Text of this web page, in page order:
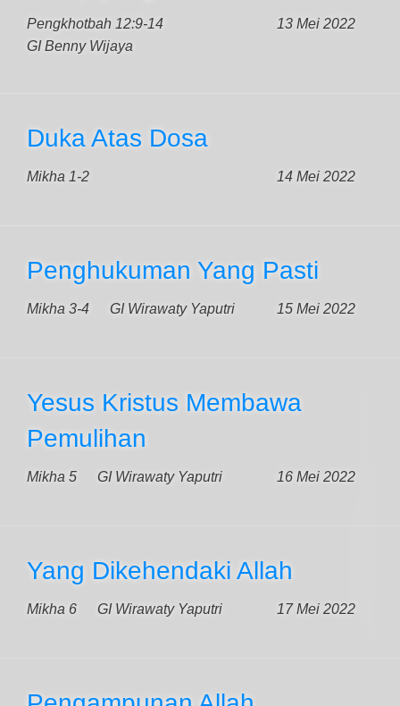
Pengkhotbah 12:9-14
13 Mei 2022
GI Benny Wijaya
Duka Atas Dosa
Mikha 1-2 14 Mei 2022
Penghukuman Yang Pasti
Mikha 3-4 15 Mei 2022
GI Wirawaty Yaputri
Yesus Kristus Membawa
Pemulihan
Mikha 5 16 Mei 2022
GI Wirawaty Yaputri
Yang Dikehendaki Allah
Mikha 6 17 Mei 2022
GI Wirawaty Yaputri